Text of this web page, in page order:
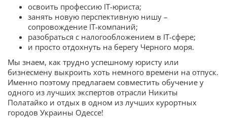
освоить профессию IT-юриста;
занять новую перспективную нишу –
сопровождение IT-компаний;
разобраться с налогообложением в IT-сфере;
и просто отдохнуть на берегу Черного моря.
Мы знаем, как трудно успешному юристу или
бизнесмену выкроить хоть немного времени на отпуск.
Именно поэтому предлагаем совместить обучение у
одного из лучших экспертов отрасли Никиты
Полатайко и отдых в одном из лучших курортных
городов Украины Одессе!